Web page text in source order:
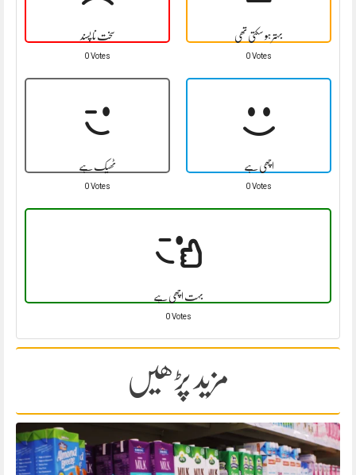
سخت نا پسند
0 Votes
بہتر ہو سکتی تھی
0 Votes
ٹھیک ہے
0 Votes
اچھی ہے
0 Votes
بہت اچھی ہے
0 Votes
مزید پڑھیں